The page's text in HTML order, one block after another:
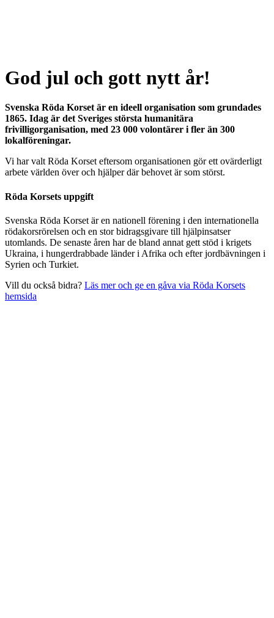
God jul och gott nytt år!
Svenska Röda Korset är en ideell organisation som grundades
1865. Idag är det Sveriges största humanitära
frivilligorganisation, med 23 000 volontärer i fler än 300
lokalföreningar.
Vi har valt Röda Korset eftersom organisationen gör ett ovärderligt
arbete världen över och hjälper där behovet är som störst.
Röda Korsets uppgift
Svenska Röda Korset är en nationell förening i den internationella
rödakorsrörelsen och en stor bidragsgivare till hjälpinsatser
utomlands. De senaste åren har de bland annat gett stöd i krigets
Ukraina, i hungerdrabbade länder i Afrika och efter jordbävningen i
Syrien och Turkiet.
Vill du också bidra? Läs mer och ge en gåva via Röda Korsets
hemsida